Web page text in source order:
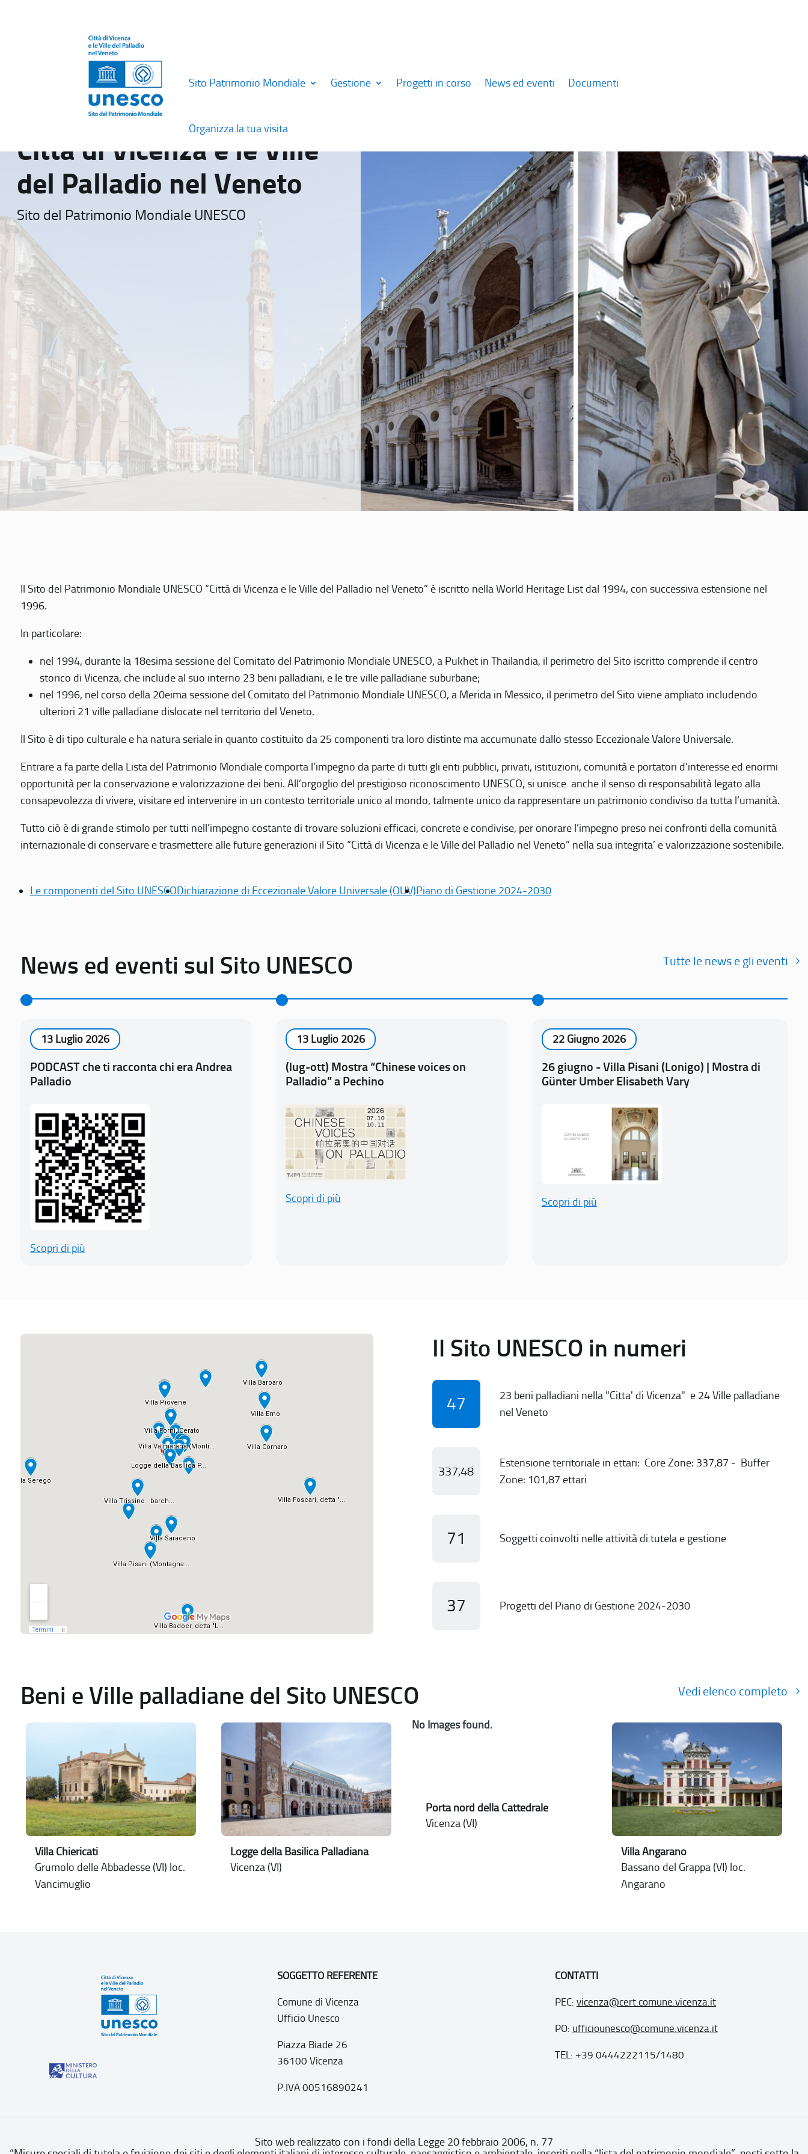
Sito Patrimonio Mondiale Gestione Progetti in corso News ed eventi Documenti
Organizza la tua visita
Città di Vicenza e le Ville
del Palladio nel Veneto
Sito del Patrimonio Mondiale UNESCO
Il Sito del Patrimonio Mondiale UNESCO “Città di Vicenza e le Ville del Palladio nel Veneto” è iscritto nella World Heritage List dal 1994, con successiva estensione nel
1996.
In particolare:
nel 1994, durante la 18esima sessione del Comitato del Patrimonio Mondiale UNESCO, a Pukhet in Thailandia, il perimetro del Sito iscritto comprende il centro
storico di Vicenza, che include al suo interno 23 beni palladiani, e le tre ville palladiane suburbane;
nel 1996, nel corso della 20eima sessione del Comitato del Patrimonio Mondiale UNESCO, a Merida in Messico, il perimetro del Sito viene ampliato includendo
ulteriori 21 ville palladiane dislocate nel territorio del Veneto.
Il Sito è di tipo culturale e ha natura seriale in quanto costituito da 25 componenti tra loro distinte ma accumunate dallo stesso Eccezionale Valore Universale.
Entrare a fa parte della Lista del Patrimonio Mondiale comporta l’impegno da parte di tutti gli enti pubblici, privati, istituzioni, comunità e portatori d’interesse ed enormi
opportunità per la conservazione e valorizzazione dei beni. All’orgoglio del prestigioso riconoscimento UNESCO, si unisce anche il senso di responsabilità legato alla
consapevolezza di vivere, visitare ed intervenire in un contesto territoriale unico al mondo, talmente unico da rappresentare un patrimonio condiviso da tutta l’umanità.
Tutto ciò è di grande stimolo per tutti nell’impegno costante di trovare soluzioni efficaci, concrete e condivise, per onorare l’impegno preso nei confronti della comunità
internazionale di conservare e trasmettere alle future generazioni il Sito “Città di Vicenza e le Ville del Palladio nel Veneto” nella sua integrita’ e valorizzazione sostenibile.
Le componenti del Sito UNESCODichiarazione di Eccezionale Valore Universale (OUV)Piano di Gestione 2024-2030
News ed eventi sul Sito UNESCO Tutte le news e gli eventi
13 Luglio 2026
PODCAST che ti racconta chi era Andrea
Palladio
Scopri di più
13 Luglio 2026
(lug-ott) Mostra “Chinese voices on
Palladio” a Pechino
Scopri di più
22 Giugno 2026
26 giugno - Villa Pisani (Lonigo) | Mostra di
Günter Umber Elisabeth Vary
Scopri di più
Il Sito UNESCO in numeri
47
23 beni palladiani nella "Citta' di Vicenza" e 24 Ville palladiane
nel Veneto
337,48
Estensione territoriale in ettari: Core Zone: 337,87 - Buffer
Zone: 101,87 ettari
71 Soggetti coinvolti nelle attività di tutela e gestione
37 Progetti del Piano di Gestione 2024-2030
Beni e Ville palladiane del Sito UNESCO Vedi elenco completo
Villa Chiericati
Grumolo delle Abbadesse (VI) loc.
Vancimuglio
Logge della Basilica Palladiana
Vicenza (VI)
No Images found.
Porta nord della Cattedrale
Vicenza (VI)
Villa Angarano
Bassano del Grappa (VI) loc.
Angarano
SOGGETTO REFERENTE
Comune di Vicenza
Ufficio Unesco
Piazza Biade 26
36100 Vicenza
P.IVA 00516890241
CONTATTI
PEC: vicenza@cert.comune.vicenza.it
PO: ufficiounesco@comune.vicenza.it
TEL: +39 0444222115/1480
Sito web realizzato con i fondi della Legge 20 febbraio 2006, n. 77